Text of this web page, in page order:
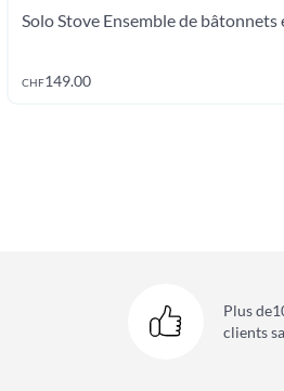
Solo Stove Ensemble de
CHF149.00
Plus de
clients